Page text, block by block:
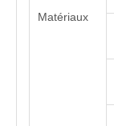
Matériaux